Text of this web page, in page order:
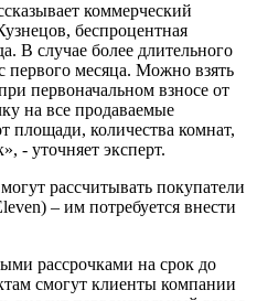
коммерческий
беспроцентная
В случае более длительного
первого месяца. Можно взять
первоначальном взносе от
на все продаваемые
площади, количества комнат,
- уточняет эксперт.
рассчитывать покупатели
– им потребуется внести
рассрочками на срок до
смогут клиенты компании